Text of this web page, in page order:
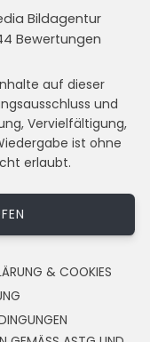
Bildagentur
Bewertungen
auf dieser
und
Vervielfältigung,
ist ohne
erlaubt.
& COOKIES